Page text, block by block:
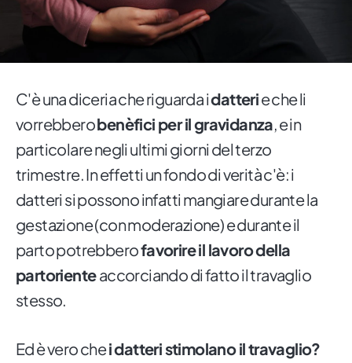
C'è una diceria che riguarda idatterie che li
vorrebberobenèfici per il gravidanza, e in
particolare negli ultimi giorni del terzo
trimestre. In effetti un fondo di verità c'è: i
datteri si possono infatti mangiare durante la
gestazione (con moderazione) e durante il
parto potrebberofavorire il lavoro della
partorienteaccorciando di fatto il travaglio
stesso.
Ed è vero chei datteri stimolano il travaglio?